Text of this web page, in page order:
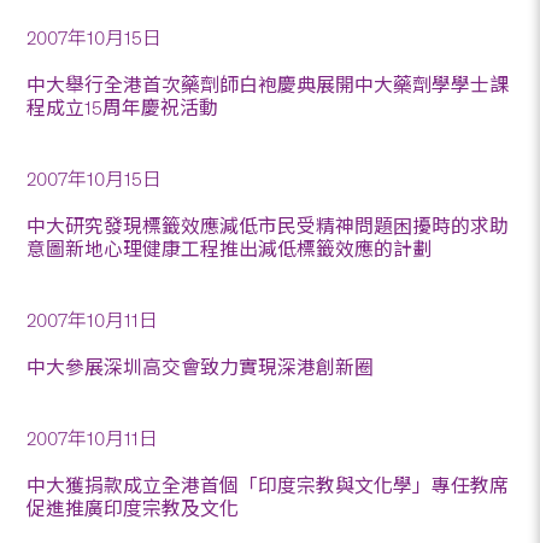
2007年10月15日
中大舉行全港首次藥劑師白袍慶典展開中大藥劑學學士課
程成立15周年慶祝活動
2007年10月15日
中大研究發現標籤效應減低市民受精神問題困擾時的求助
意圖新地心理健康工程推出減低標籤效應的計劃
2007年10月11日
中大參展深圳高交會致力實現深港創新圈
2007年10月11日
中大獲捐款成立全港首個「印度宗教與文化學」專任教席
促進推廣印度宗教及文化